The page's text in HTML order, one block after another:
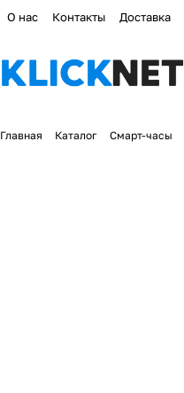
О нас Контакты Доставка
Главная Каталог Смарт-часы